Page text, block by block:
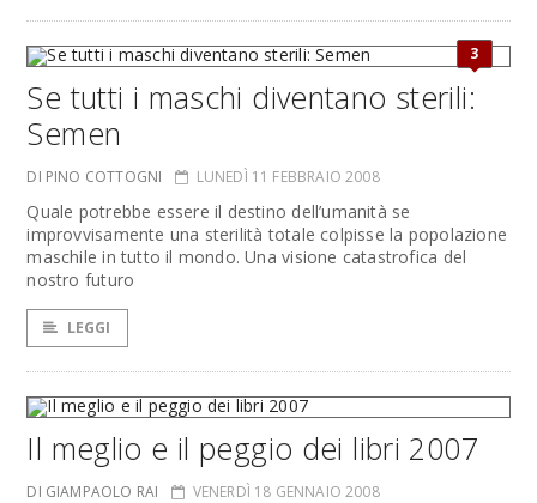
3
Se tutti i maschi diventano sterili:
Semen
DI PINO COTTOGNI LUNEDÌ 11 FEBBRAIO 2008
Quale potrebbe essere il destino dell’umanità se
improvvisamente una sterilità totale colpisse la popolazione
maschile in tutto il mondo. Una visione catastrofica del
nostro futuro
LEGGI
Il meglio e il peggio dei libri 2007
DI GIAMPAOLO RAI VENERDÌ 18 GENNAIO 2008